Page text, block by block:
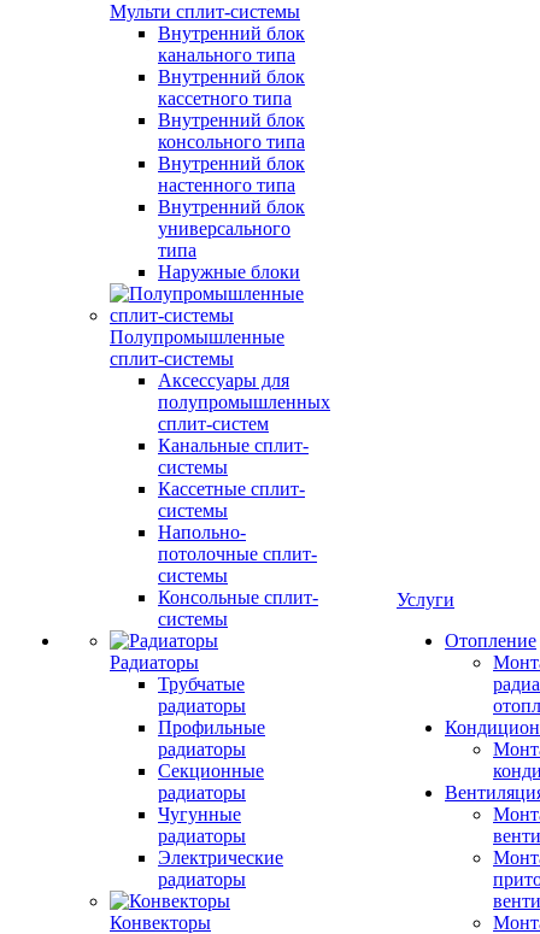
Мульти сплит-системы
Внутренний блок
канального типа
Внутренний блок
кассетного типа
Внутренний блок
консольного типа
Внутренний блок
настенного типа
Внутренний блок
универсального
типа
Наружные блоки
Полупромышленные
сплит-системы
Аксессуары для
полупромышленных
сплит-систем
Канальные сплит-
системы
Кассетные сплит-
системы
Напольно-
потолочные сплит-
системы
Консольные сплит-
системы
Радиаторы
Трубчатые
радиаторы
Профильные
радиаторы
Секционные
радиаторы
Чугунные
радиаторы
Электрические
радиаторы
Конвекторы
Услуги
Отопление